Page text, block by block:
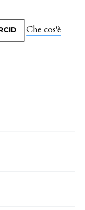
Che cos'è